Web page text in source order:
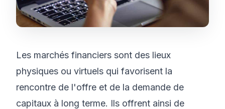
Les marchés financiers sont des lieux
physiques ou virtuels qui favorisent la
rencontre de l'offre et de la demande de
capitaux à long terme. Ils offrent ainsi de